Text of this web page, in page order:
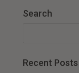
Search
Recent Posts